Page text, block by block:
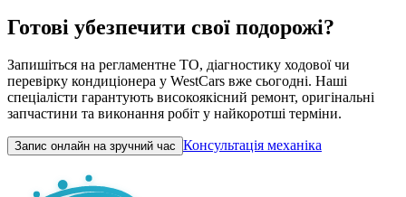
Готові убезпечити свої подорожі?
Запишіться на регламентне ТО, діагностику ходової чи
перевірку кондиціонера у WestCars вже сьогодні. Наші
спеціалісти гарантують високоякісний ремонт, оригінальні
запчастини та виконання робіт у найкоротші терміни.
Запис онлайн на зручний час Консультація механіка